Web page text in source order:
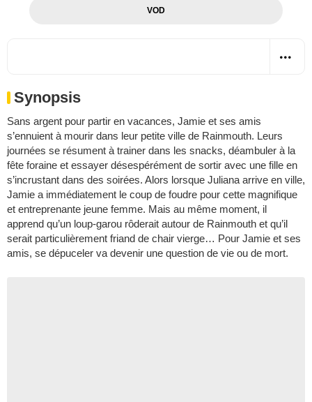
VOD
Synopsis
Sans argent pour partir en vacances, Jamie et ses amis
s’ennuient à mourir dans leur petite ville de Rainmouth. Leurs
journées se résument à trainer dans les snacks, déambuler à la
fête foraine et essayer désespérément de sortir avec une fille en
s’incrustant dans des soirées. Alors lorsque Juliana arrive en ville,
Jamie a immédiatement le coup de foudre pour cette magnifique
et entreprenante jeune femme. Mais au même moment, il
apprend qu’un loup-garou rôderait autour de Rainmouth et qu’il
serait particulièrement friand de chair vierge… Pour Jamie et ses
amis, se dépuceler va devenir une question de vie ou de mort.